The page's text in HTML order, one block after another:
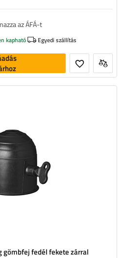
az ÁFÁ-t
kapható Egyedi szállítás
gömbfej fedél fekete zárral